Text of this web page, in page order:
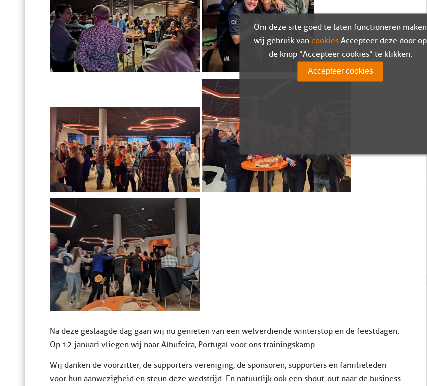
Na deze geslaagde dag gaan wij nu genieten van een welverdiende winterstop en de feestdagen.
Op 12 januari vliegen wij naar Albufeira, Portugal voor ons trainingskamp.
Wij danken de voorzitter, de supporters vereniging, de sponsoren, supporters en familieleden
voor hun aanwezigheid en steun deze wedstrijd. En natuurlijk ook een shout-out naar de business
Om deze site goed te laten functioneren maken
wij gebruik van cookies. Accepteer deze door op
de knop "Accepteer cookies" te klikken.
Accepteer cookies